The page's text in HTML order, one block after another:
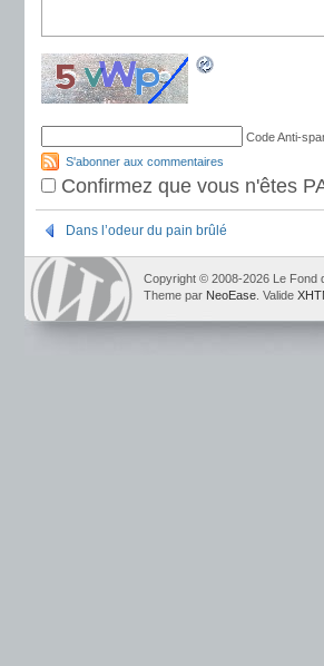
Code Anti-
S'abonner aux commentaires
Confirmez que vous n'êtes
Dans l’odeur du pain brûlé
Copyright © 2008-2026 Le Fond
Theme par NeoEase . Valide